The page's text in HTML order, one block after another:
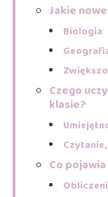
Jakie
Biologia
Czego
klasie?
Co